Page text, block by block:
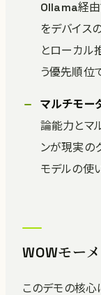
Ollama経由
をデバイス
とローカル
う優先順位
マルチモー
論能力とマ
ンが現実の
モデルの使
WOWモー
このデモの核心